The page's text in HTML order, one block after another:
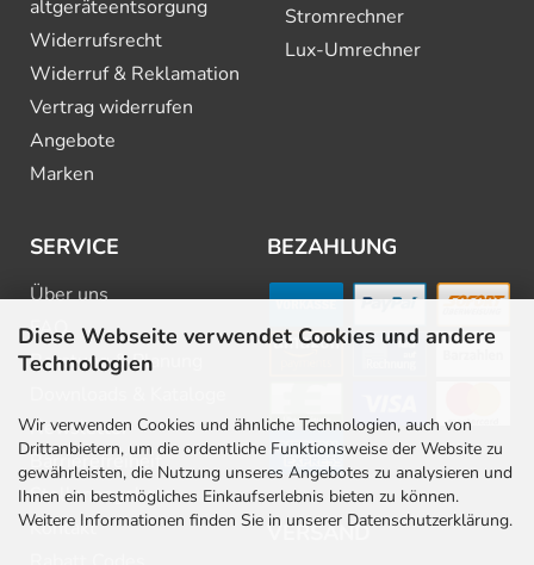
Diese Webseite verwendet Cookies und andere
Technologien
Wir verwenden Cookies und ähnliche Technologien, auch von
Drittanbietern, um die ordentliche Funktionsweise der Website zu
gewährleisten, die Nutzung unseres Angebotes zu analysieren und
Ihnen ein bestmögliches Einkaufserlebnis bieten zu können.
Weitere Informationen finden Sie in unserer Datenschutzerklärung.
altgeräte­entsorgung
Widerrufsrecht
Widerruf & Reklamation
Vertrag widerrufen
Angebote
Marken
Stromrechner
Lux-Umrechner
SERVICE
Über uns
FAQ
Beratung & Planung
Newsletter
Barrierefreiheit
Stellenangebote
Kontakt
BEZAHLUNG
VERSAND